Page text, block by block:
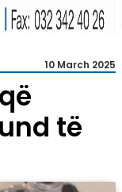
10 March 2025
të